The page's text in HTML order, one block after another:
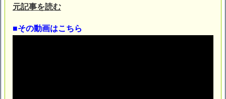
【閲覧注意】俺が近くにいると機械が壊れるんだけどさ
たけど子無しの原因は親の教えのせいかもしれません
元記事を読む
■その動画はこちら